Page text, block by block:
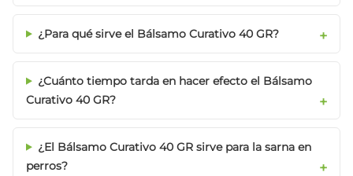
¿Para qué sirve el Bálsamo Curativo 40 GR?
¿Cuánto tiempo tarda en hacer efecto el Bálsamo
Curativo 40 GR?
¿El Bálsamo Curativo 40 GR sirve para la sarna en
perros?